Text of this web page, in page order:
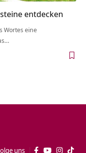
entdecken
Wortes eine
uns